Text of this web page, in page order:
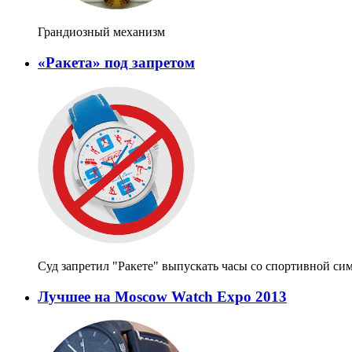
Грандиозный механизм
«Ракета» под запретом
Суд запретил "Ракете" выпускать часы со спортивной
Лучшее на Moscow Watch Expo 2013